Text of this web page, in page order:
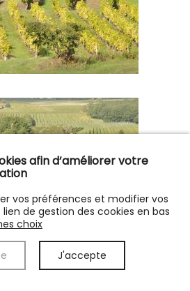
afin d’améliorer votre
vos préférences et modifier vos
de gestion des cookies en bas
choix
J'accepte